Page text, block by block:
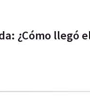
¿Cómo llegó